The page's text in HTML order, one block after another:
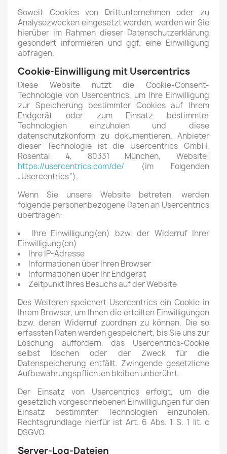
Soweit Cookies von Drittunternehmen oder zu
Analysezwecken eingesetzt werden, werden wir Sie
hierüber im Rahmen dieser Datenschutzerklärung
gesondert informieren und ggf. eine Einwilligung
abfragen.
Cookie-Einwilligung mit Usercentrics
Diese Website nutzt die Cookie-Consent-
Technologie von Usercentrics, um Ihre Einwilligung
zur Speicherung bestimmter Cookies auf Ihrem
Endgerät oder zum Einsatz bestimmter
Technologien einzuholen und diese
datenschutzkonform zu dokumentieren. Anbieter
dieser Technologie ist die Usercentrics GmbH,
Rosental 4, 80331 München, Website:
https://usercentrics.com/de/ (im Folgenden
„Usercentrics“).
Wenn Sie unsere Website betreten, werden
folgende personenbezogene Daten an Usercentrics
übertragen:
Ihre Einwilligung(en) bzw. der Widerruf Ihrer
Einwilligung(en)
Ihre IP-Adresse
Informationen über Ihren Browser
Informationen über Ihr Endgerät
Zeitpunkt Ihres Besuchs auf der Website
Des Weiteren speichert Usercentrics ein Cookie in
Ihrem Browser, um Ihnen die erteilten Einwilligungen
bzw. deren Widerruf zuordnen zu können. Die so
erfassten Daten werden gespeichert, bis Sie uns zur
Löschung auffordern, das Usercentrics-Cookie
selbst löschen oder der Zweck für die
Datenspeicherung entfällt. Zwingende gesetzliche
Aufbewahrungspflichten bleiben unberührt.
Der Einsatz von Usercentrics erfolgt, um die
gesetzlich vorgeschriebenen Einwilligungen für den
Einsatz bestimmter Technologien einzuholen.
Rechtsgrundlage hierfür ist Art. 6 Abs. 1 S. 1 lit. c
DSGVO.
Server-Log-Dateien